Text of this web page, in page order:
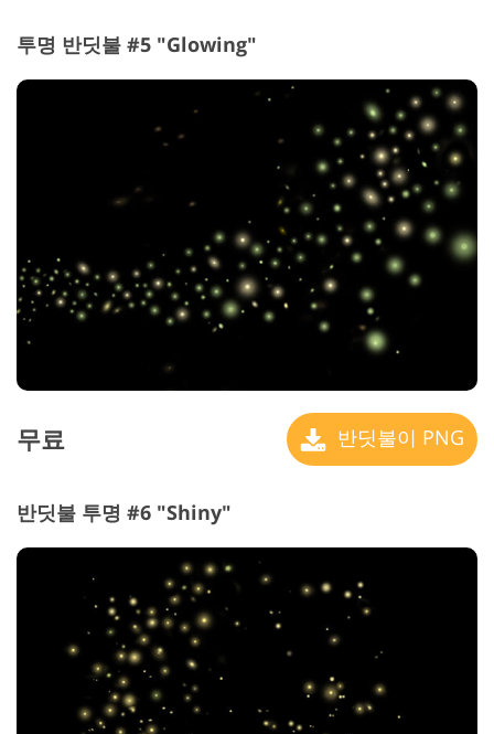
투명 반딧불 #5 "Glowing"
무료 반딧불이 PNG
반딧불 투명 #6 "Shiny"